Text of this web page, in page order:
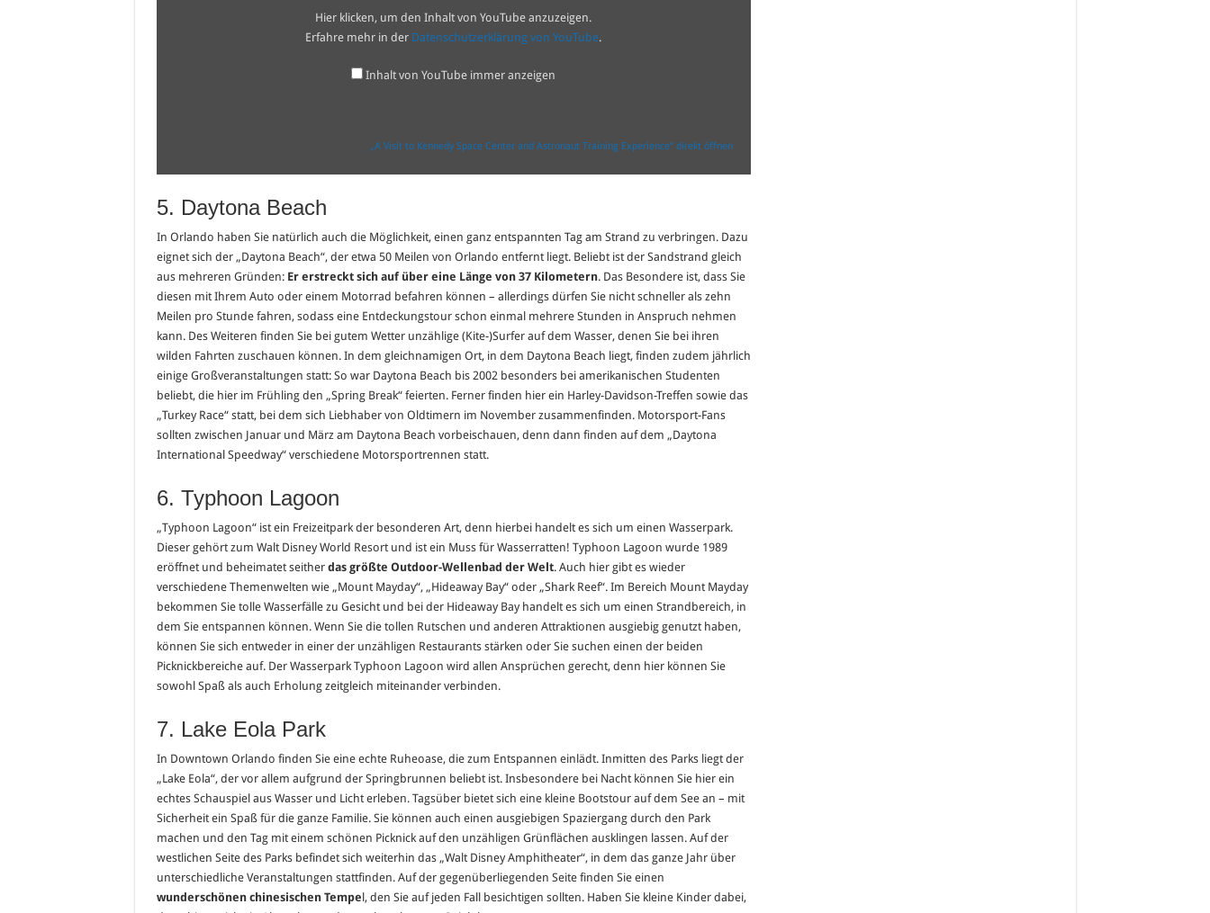
Hier klicken, um den Inhalt von YouTube anzuzeigen.
Erfahre mehr in der Datenschutzerklärung von YouTube.
Inhalt von YouTube immer anzeigen
„A Visit to Kennedy Space Center and Astronaut Training Experience“ direkt öffnen
5. Daytona Beach
In Orlando haben Sie natürlich auch die Möglichkeit, einen ganz entspannten Tag am Strand zu verbringen. Dazu
eignet sich der „Daytona Beach“, der etwa 50 Meilen von Orlando entfernt liegt. Beliebt ist der Sandstrand gleich
aus mehreren Gründen: Er erstreckt sich auf über eine Länge von 37 Kilometern. Das Besondere ist, dass Sie
diesen mit Ihrem Auto oder einem Motorrad befahren können – allerdings dürfen Sie nicht schneller als zehn
Meilen pro Stunde fahren, sodass eine Entdeckungstour schon einmal mehrere Stunden in Anspruch nehmen
kann. Des Weiteren finden Sie bei gutem Wetter unzählige (Kite-)Surfer auf dem Wasser, denen Sie bei ihren
wilden Fahrten zuschauen können. In dem gleichnamigen Ort, in dem Daytona Beach liegt, finden zudem jährlich
einige Großveranstaltungen statt: So war Daytona Beach bis 2002 besonders bei amerikanischen Studenten
beliebt, die hier im Frühling den „Spring Break“ feierten. Ferner finden hier ein Harley-Davidson-Treffen sowie das
„Turkey Race“ statt, bei dem sich Liebhaber von Oldtimern im November zusammenfinden. Motorsport-Fans
sollten zwischen Januar und März am Daytona Beach vorbeischauen, denn dann finden auf dem „Daytona
International Speedway“ verschiedene Motorsportrennen statt.
6. Typhoon Lagoon
„Typhoon Lagoon“ ist ein Freizeitpark der besonderen Art, denn hierbei handelt es sich um einen Wasserpark.
Dieser gehört zum Walt Disney World Resort und ist ein Muss für Wasserratten! Typhoon Lagoon wurde 1989
eröffnet und beheimatet seither das größte Outdoor-Wellenbad der Welt. Auch hier gibt es wieder
verschiedene Themenwelten wie „Mount Mayday“, „Hideaway Bay“ oder „Shark Reef“. Im Bereich Mount Mayday
bekommen Sie tolle Wasserfälle zu Gesicht und bei der Hideaway Bay handelt es sich um einen Strandbereich, in
dem Sie entspannen können. Wenn Sie die tollen Rutschen und anderen Attraktionen ausgiebig genutzt haben,
können Sie sich entweder in einer der unzähligen Restaurants stärken oder Sie suchen einen der beiden
Picknickbereiche auf. Der Wasserpark Typhoon Lagoon wird allen Ansprüchen gerecht, denn hier können Sie
sowohl Spaß als auch Erholung zeitgleich miteinander verbinden.
7. Lake Eola Park
In Downtown Orlando finden Sie eine echte Ruheoase, die zum Entspannen einlädt. Inmitten des Parks liegt der
„Lake Eola“, der vor allem aufgrund der Springbrunnen beliebt ist. Insbesondere bei Nacht können Sie hier ein
echtes Schauspiel aus Wasser und Licht erleben. Tagsüber bietet sich eine kleine Bootstour auf dem See an – mit
Sicherheit ein Spaß für die ganze Familie. Sie können auch einen ausgiebigen Spaziergang durch den Park
machen und den Tag mit einem schönen Picknick auf den unzähligen Grünflächen ausklingen lassen. Auf der
westlichen Seite des Parks befindet sich weiterhin das „Walt Disney Amphitheater“, in dem das ganze Jahr über
unterschiedliche Veranstaltungen stattfinden. Auf der gegenüberliegenden Seite finden Sie einen
wunderschönen chinesischen Tempel, den Sie auf jeden Fall besichtigen sollten. Haben Sie kleine Kinder dabei,